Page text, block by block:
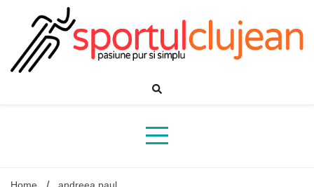
Home andreea paul